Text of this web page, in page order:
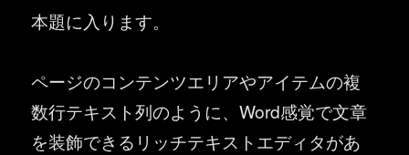
本題に入ります。
ページのコンテンツエリアやアイテムの複
数行テキスト列のように、Word感覚で文章
を装飾できるリッチテキストエディタがあ